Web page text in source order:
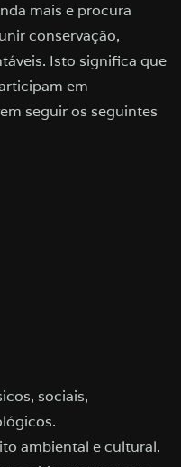
mais e procura
conservação,
Isto significa que
em
seguir os seguintes
sociais,
ambiental e cultural.